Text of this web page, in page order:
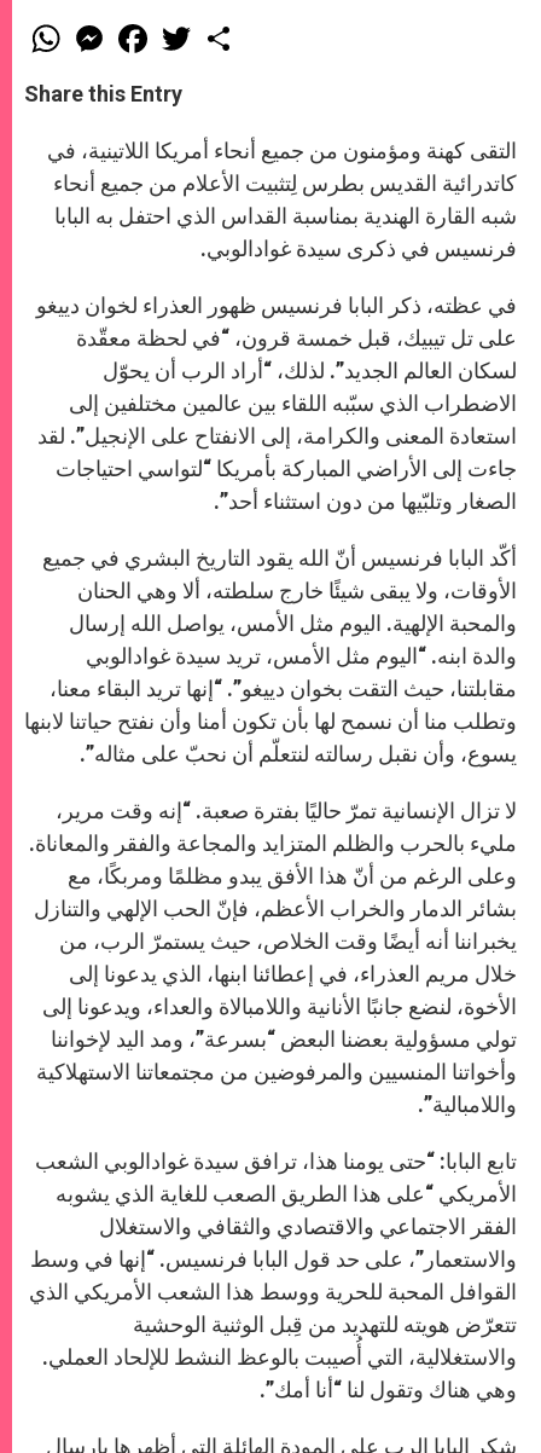
W
h
t
s
p
p
M
e
s
e
g
e
r
F
a
e
b
o
k
w
Share this Entry
التقى كهنة ومؤمنون من جميع أنحاء أمريكا اللاتينية، في
كاتدرائية القديس بطرس لِتثبيت الأعلام من جميع أنحاء
شبه القارة الهندية بمناسبة القداس الذي احتفل به البابا
فرنسيس في ذكرى سيدة غوادالوبي.
في عظته، ذكر البابا فرنسيس ظهور العذراء لخوان دييغو
على تل تيبيك، قبل خمسة قرون، “في لحظة معقّدة
لسكان العالم الجديد”. لذلك، “أراد الرب أن يحوّل
الاضطراب الذي سبّبه اللقاء بين عالمين مختلفين إلى
استعادة المعنى والكرامة، إلى الانفتاح على الإنجيل”. لقد
جاءت إلى الأراضي المباركة بأمريكا “لتواسي احتياجات
الصغار وتلبّيها من دون استثناء أحد”.
أكّد البابا فرنسيس أنّ الله يقود التاريخ البشري في جميع
الأوقات، ولا يبقى شيئًا خارج سلطته، ألا وهي الحنان
والمحبة الإلهية. اليوم مثل الأمس، يواصل الله إرسال
والدة ابنه. “اليوم مثل الأمس، تريد سيدة غوادالوبي
مقابلتنا، حيث التقت بخوان دييغو”. “إنها تريد البقاء معنا،
وتطلب منا أن نسمح لها بأن تكون أمنا وأن نفتح حياتنا لابنها
يسوع، وأن نقبل رسالته لنتعلّم أن نحبّ على مثاله”.
لا تزال الإنسانية تمرّ حاليًا بفترة صعبة. “إنه وقت مرير،
مليء بالحرب والظلم المتزايد والمجاعة والفقر والمعاناة.
وعلى الرغم من أنّ هذا الأفق يبدو مظلمًا ومربكًا، مع
بشائر الدمار والخراب الأعظم، فإنّ الحب الإلهي والتنازل
يخبراننا أنه أيضًا وقت الخلاص، حيث يستمرّ الرب، من
خلال مريم العذراء، في إعطائنا ابنها، الذي يدعونا إلى
الأخوة، لنضع جانبًا الأنانية واللامبالاة والعداء، ويدعونا إلى
تولي مسؤولية بعضنا البعض “بسرعة”، ومد اليد لإخواننا
وأخواتنا المنسيين والمرفوضين من مجتمعاتنا الاستهلاكية
واللامبالية”.
تابع البابا: “حتى يومنا هذا، ترافق سيدة غوادالوبي الشعب
الأمريكي “على هذا الطريق الصعب للغاية الذي يشوبه
الفقر الاجتماعي والاقتصادي والثقافي والاستغلال
والاستعمار”، على حد قول البابا فرنسيس. “إنها في وسط
القوافل المحبة للحرية ووسط هذا الشعب الأمريكي الذي
تتعرّض هويته للتهديد من قِبل الوثنية الوحشية
والاستغلالية، التي أُصيبت بالوعظ النشط للإلحاد العملي.
وهي هناك وتقول لنا “أنا أمك”.
شكر البابا الرب على المودة الهائلة التي أظهرها بإرسال